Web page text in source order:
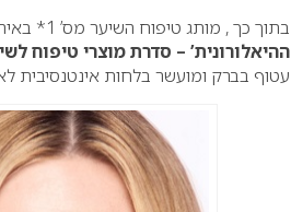
בתוך כך , מותג טיפוח השיער מס’ 1* באירופה
ההיאלורונית’ – סדרת מוצרי טיפוח
עטוף בברק ומועשר בלחות אינטנסיבית